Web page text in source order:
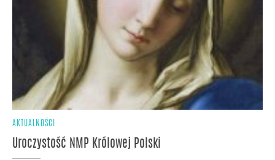
AKTUALNOŚCI
Uroczystość NMP Królowej Polski